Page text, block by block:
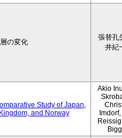
の変化
張替孔
井紀
Study of Japan,
and Norway
Akio